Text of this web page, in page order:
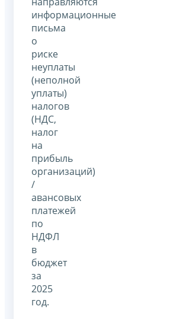
информационные
письма
о
риске
неуплаты
(неполной
уплаты)
налогов
(НДС,
налог
на
прибыль
организаций)
/
авансовых
платежей
по
НДФЛ
в
бюджет
за
2025
год.